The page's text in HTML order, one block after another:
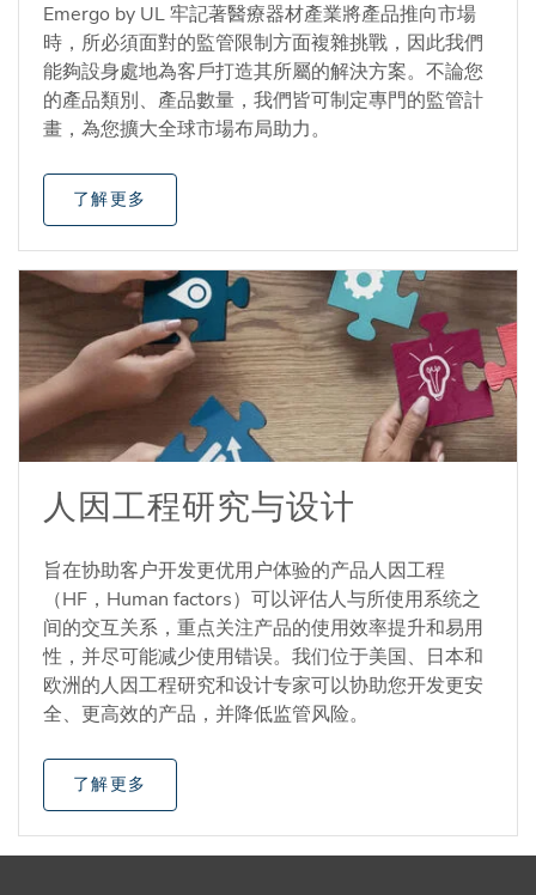
Emergo by UL 牢記著醫療器材產業將產品推向市場
時，所必須面對的監管限制方面複雜挑戰，因此我們
能夠設身處地為客戶打造其所屬的解決方案。不論您
的產品類別、產品數量，我們皆可制定專門的監管計
畫，為您擴大全球市場布局助力。
了解更多
人因工程研究与设计
旨在协助客户开发更优用户体验的产品人因工程
（HF，Human factors）可以评估人与所使用系统之
间的交互关系，重点关注产品的使用效率提升和易用
性，并尽可能减少使用错误。我们位于美国、日本和
欧洲的人因工程研究和设计专家可以协助您开发更安
全、更高效的产品，并降低监管风险。
了解更多